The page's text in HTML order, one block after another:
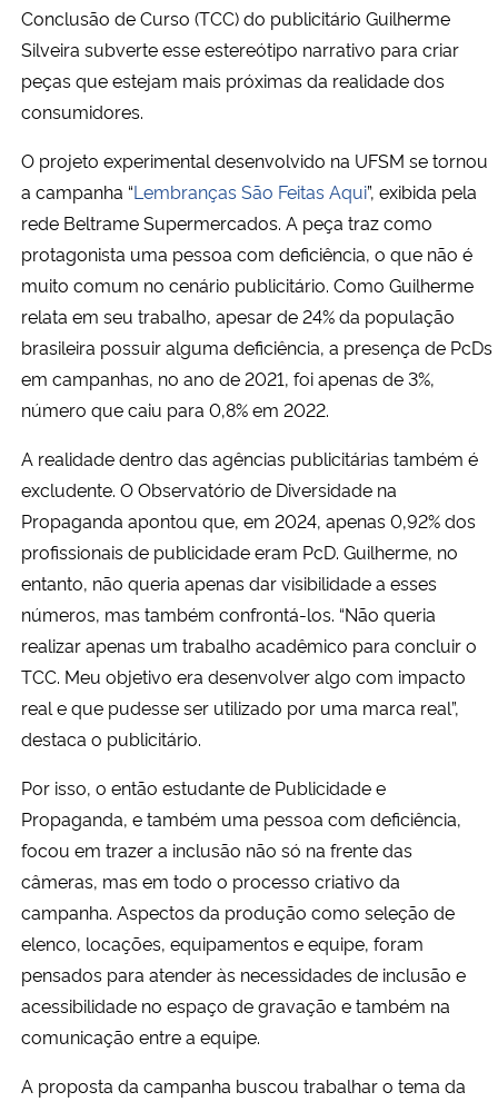
Ministério da Mulher, da Família e dos Direitos Humanos
Secretaria-Geral
Secretaria de Governo
Gabinete de Segurança Institucional
Advocacia-Geral da União
Planalto
Conclusão de Curso (TCC) do publicitário Guilherme
Silveira subverte esse estereótipo narrativo para criar
peças que estejam mais próximas da realidade dos
consumidores.
O projeto experimental desenvolvido na UFSM se tornou
a campanha “Lembranças São Feitas Aqui”, exibida pela
rede Beltrame Supermercados. A peça traz como
protagonista uma pessoa com deficiência, o que não é
muito comum no cenário publicitário. Como Guilherme
relata em seu trabalho, apesar de 24% da população
brasileira possuir alguma deficiência, a presença de PcDs
em campanhas, no ano de 2021, foi apenas de 3%,
número que caiu para 0,8% em 2022.
A realidade dentro das agências publicitárias também é
excludente. O Observatório de Diversidade na
Propaganda apontou que, em 2024, apenas 0,92% dos
profissionais de publicidade eram PcD. Guilherme, no
entanto, não queria apenas dar visibilidade a esses
números, mas também confrontá-los. “Não queria
realizar apenas um trabalho acadêmico para concluir o
TCC. Meu objetivo era desenvolver algo com impacto
real e que pudesse ser utilizado por uma marca real”,
destaca o publicitário.
Por isso, o então estudante de Publicidade e
Propaganda, e também uma pessoa com deficiência,
focou em trazer a inclusão não só na frente das
câmeras, mas em todo o processo criativo da
campanha. Aspectos da produção como seleção de
elenco, locações, equipamentos e equipe, foram
pensados para atender às necessidades de inclusão e
acessibilidade no espaço de gravação e também na
comunicação entre a equipe.
A proposta da campanha buscou trabalhar o tema da